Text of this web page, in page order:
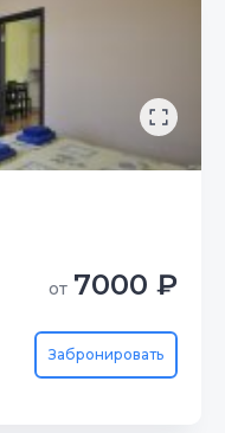
от 7000 ₽
Забронировать